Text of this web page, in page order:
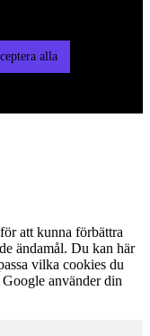
alla
att kunna förbättra
ändamål. Du kan här
vilka cookies du
använder din